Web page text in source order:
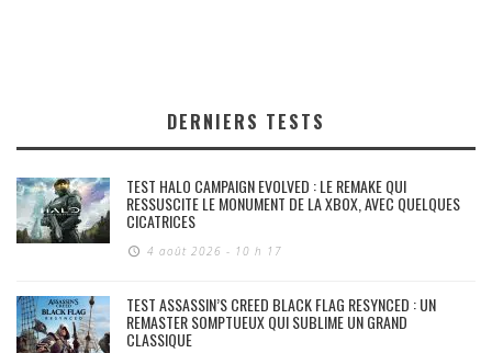
DERNIERS TESTS
TEST HALO CAMPAIGN EVOLVED : LE REMAKE QUI
RESSUSCITE LE MONUMENT DE LA XBOX, AVEC QUELQUES
CICATRICES
4 août 2026 - 10 h 17
TEST ASSASSIN’S CREED BLACK FLAG RESYNCED : UN
REMASTER SOMPTUEUX QUI SUBLIME UN GRAND
CLASSIQUE